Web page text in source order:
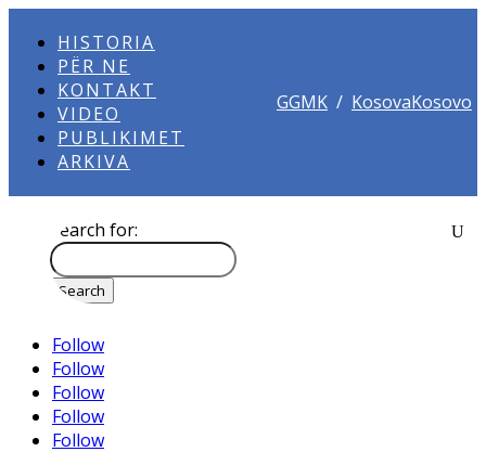
HISTORIA
PËR NE
KONTAKT
VIDEO
PUBLIKIMET
ARKIVA
GGMK / KosovaKosovo
Search for:
Follow
Follow
Follow
Follow
Follow